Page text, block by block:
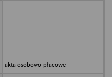
akta osobowo-płacowe